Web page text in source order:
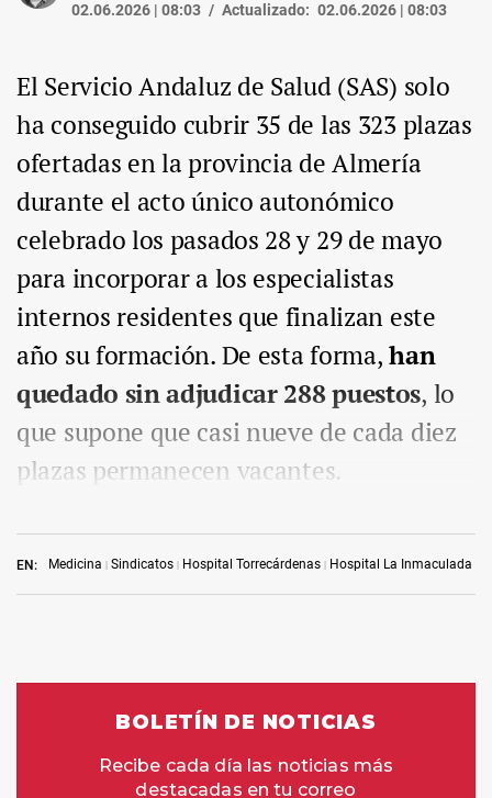
02.06.2026 | 08:03 Actualizado: 02.06.2026 | 08:03
EN: Medicina Sindicatos Hospital Torrecárdenas Hospital La Inmaculada
El Servicio Andaluz de Salud (SAS) solo
ha conseguido cubrir 35 de las 323 plazas
ofertadas en la provincia de Almería
durante el acto único autonómico
celebrado los pasados 28 y 29 de mayo
para incorporar a los especialistas
internos residentes que finalizan este
año su formación. De esta forma,han
quedado sin adjudicar 288 puestos, lo
que supone que casi nueve de cada diez
plazas permanecen vacantes.